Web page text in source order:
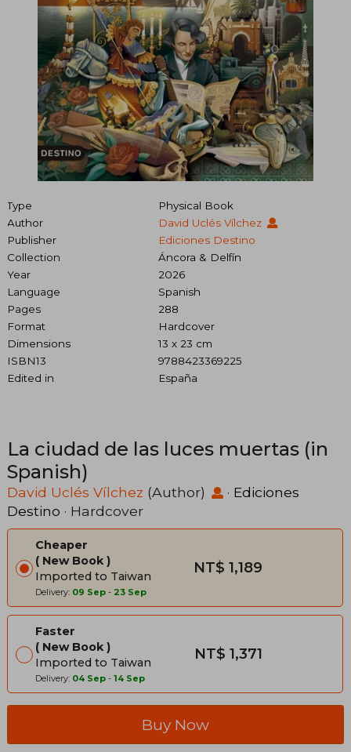
Type
Physical Book
Author
David Uclés Vílchez
Publisher
Ediciones Destino
Collection
Áncora & Delfín
Year
2026
Language
Spanish
Pages
288
Format
Hardcover
Dimensions
13 x 23 cm
ISBN13
9788423369225
Edited in
España
La ciudad de las luces muertas (in
Spanish)
David Uclés Vílchez (Author) · Ediciones
Destino · Hardcover
Cheaper
New Book
Imported to Taiwan
Delivery: 09 Sep - 23 Sep
NT$ 1,189
Faster
New Book
Imported to Taiwan
Delivery: 04 Sep - 14 Sep
NT$ 1,371
Buy Now